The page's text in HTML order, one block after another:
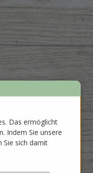
Das ermöglicht
Indem Sie unsere
Sie sich damit